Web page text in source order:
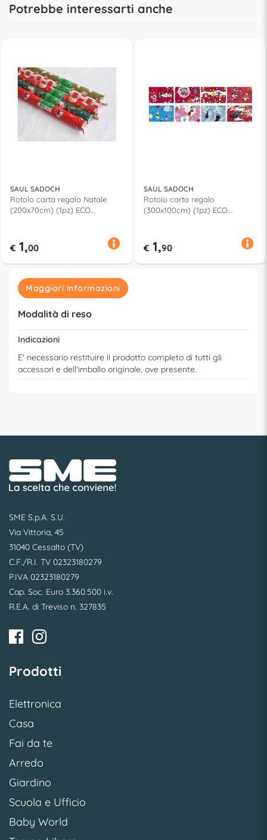
Potrebbe interessarti anche
SAUL SADOCH
Rotolo carta regalo Natale
(200x70cm) (1pz) ECO
€ 1,00
SAUL SADOCH
Rotolo carta regalo
(300x100cm) (1pz) ECO
€ 1,90
Maggiori informazioni
Modalità di reso
Indicazioni
E' necessario restituire il prodotto completo di tutti gli
accessori e dell'imballo originale, ove presente.
SME S.p.A. S.U.
Via Vittoria, 45
31040 Cessalto (TV)
C.F./R.I. TV 02323180279
P.IVA 02323180279
Cap. Soc. Euro 3.360.500 i.v.
R.E.A. di Treviso n. 327835
Prodotti
Elettronica
Casa
Fai da te
Arredo
Giardino
Scuola e Ufficio
Baby World